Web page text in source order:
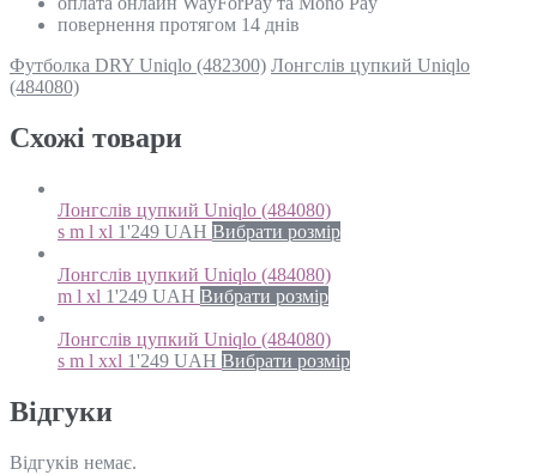
повернення протягом 14 днів
Футболка DRY Uniqlo (482300) Лонгслів цупкий Uniqlo
(484080)
Схожi товари
Лонгслів цупкий Uniqlo (484080)
s m l xl 1'249 UAH Вибрати розмір
Лонгслів цупкий Uniqlo (484080)
m l xl 1'249 UAH Вибрати розмір
Лонгслів цупкий Uniqlo (484080)
s m l xxl 1'249 UAH Вибрати розмір
Відгуки
Відгуків немає.